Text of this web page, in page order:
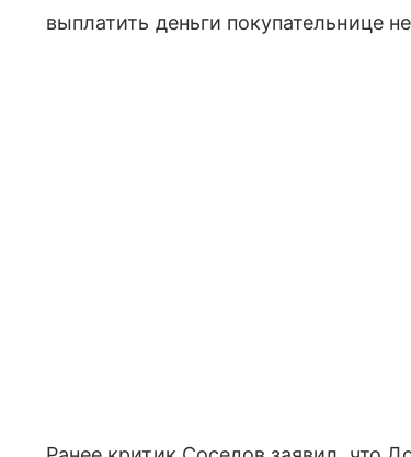
выплатить деньги покупательнице